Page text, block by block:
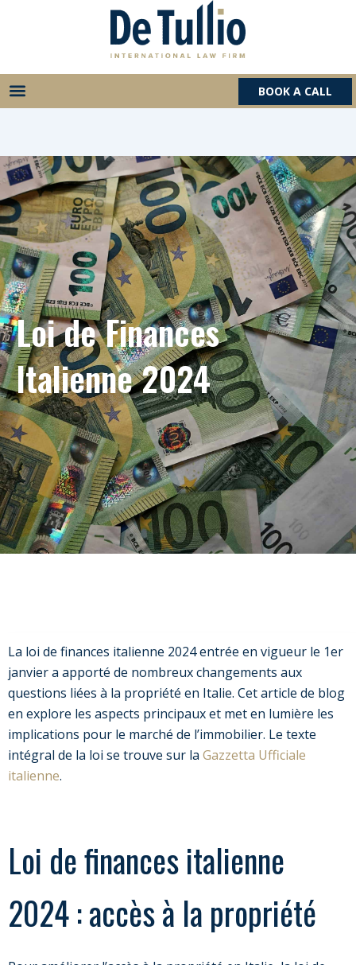
BOOK A CALL
Loi de Finances
Italienne 2024
La loi de finances italienne 2024 entrée en vigueur le 1er
janvier a apporté de nombreux changements aux
questions liées à la propriété en Italie. Cet article de blog
en explore les aspects principaux et met en lumière les
implications pour le marché de l’immobilier. Le texte
intégral de la loi se trouve sur la Gazzetta Ufficiale
italienne.
Loi de finances italienne
2024 : accès à la propriété